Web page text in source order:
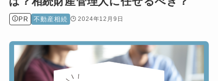
PR 不動産相続 2024年12月9日